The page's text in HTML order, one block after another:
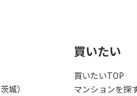
城）
買いたい
買いたいTOP
マンションを探